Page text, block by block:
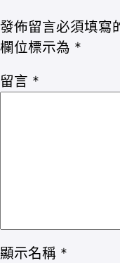
發佈留言必須填寫
欄位標示為 *
留言 *
顯示名稱 *